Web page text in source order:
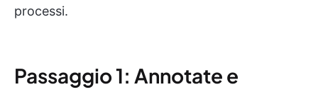
processi.
Passaggio 1: Annotate e